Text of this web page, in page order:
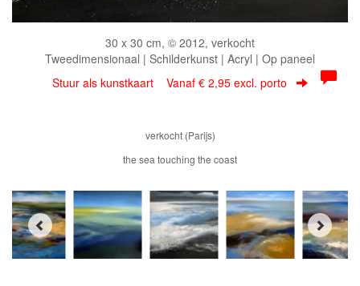
30 x 30 cm, © 2012, verkocht
Tweedimensionaal | Schilderkunst | Acryl | Op paneel
Stuur als kunstkaart Vanaf € 2,95 excl. porto
verkocht (Parijs)
the sea touching the coast